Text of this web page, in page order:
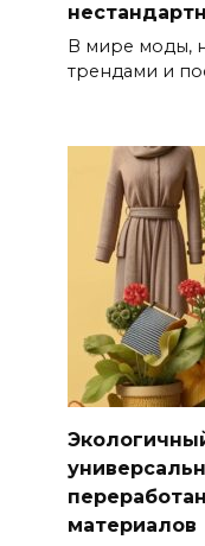
В мире моды,
трендами и
материалов